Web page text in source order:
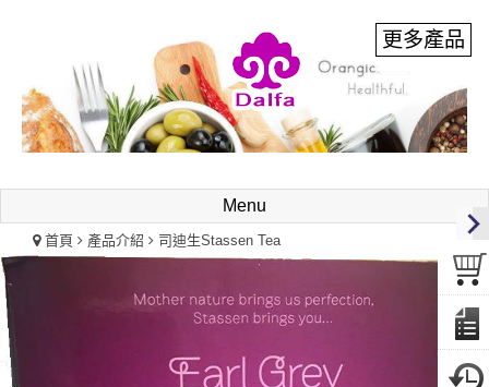
Menu
首頁 產品介紹 司迪生Stassen Tea